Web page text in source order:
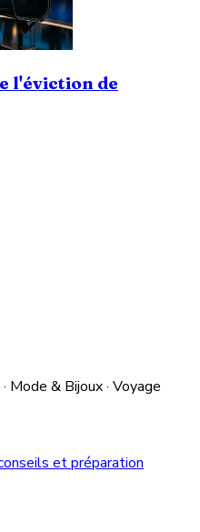
l'éviction de
Mode & Bijoux · Voyage
et préparation